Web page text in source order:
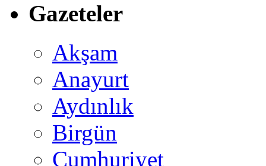
Gazeteler
Akşam
Anayurt
Aydınlık
Birgün
Cumhuriyet